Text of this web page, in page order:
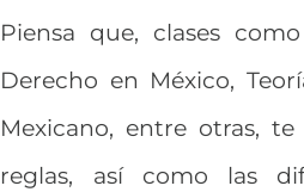
Piensa que, clases
Derecho en México,
Mexicano, entre otras,
reglas, así como las